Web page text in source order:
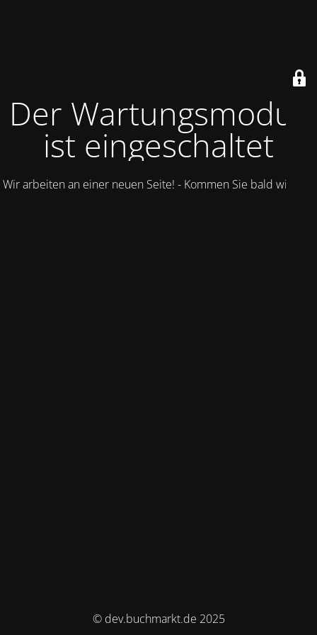
Der Wartungsmodus
ist eingeschaltet
Wir arbeiten an einer neuen Seite! - Kommen Sie bald wieder.
© dev.buchmarkt.de 2025